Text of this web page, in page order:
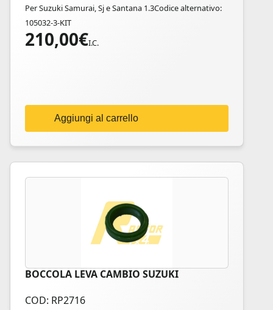
Per Suzuki Samurai, Sj e Santana 1.3Codice alternativo:
105032-3-KIT
210,00€I.C.
Aggiungi al carrello
BOCCOLA LEVA CAMBIO SUZUKI
COD: RP2716